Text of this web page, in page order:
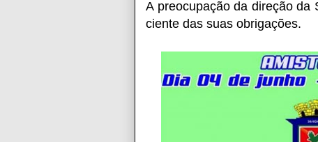
A preocupação da direção da
ciente das suas obrigações.